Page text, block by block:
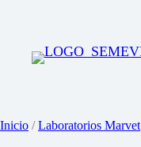
contenido
Inicio /Laboratorios Marvet